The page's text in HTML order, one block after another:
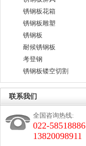
锈钢板花箱
锈钢板雕塑
锈钢板
耐候锈钢板
考登钢
锈钢板镂空切割
联系我们
全国咨询热线:
022-58518886
13820098911